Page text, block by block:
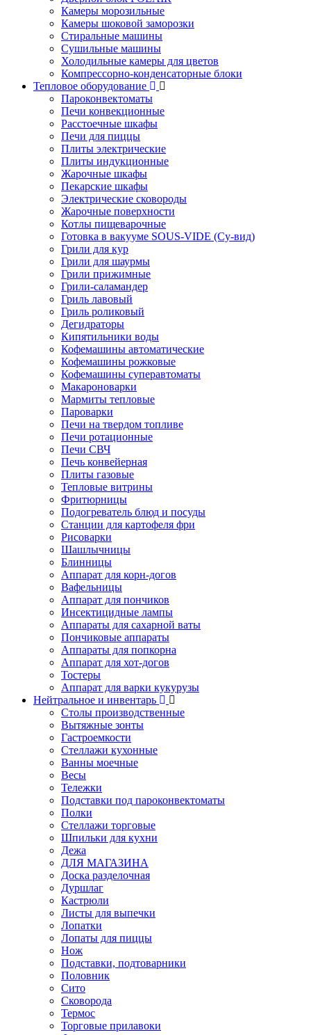
Камеры морозильные
Камеры шоковой заморозки
Стиральные машины
Сушильные машины
Холодильные камеры для цветов
Компрессорно-конденсаторные блоки
Тепловое оборудование
Пароконвектоматы
Печи конвекционные
Расстоечные шкафы
Печи для пиццы
Плиты электрические
Плиты индукционные
Жарочные шкафы
Пекарские шкафы
Электрические сковороды
Жарочные поверхности
Котлы пищеварочные
Готовка в вакууме SOUS-VIDE (Су-вид)
Грили для кур
Грили для шаурмы
Грили прижимные
Грили-саламандер
Гриль лавовый
Гриль роликовый
Дегидраторы
Кипятильники воды
Кофемашины автоматические
Кофемашины рожковые
Кофемашины суперавтоматы
Макароноварки
Мармиты тепловые
Пароварки
Печи на твердом топливе
Печи ротационные
Печи СВЧ
Печь конвейерная
Плиты газовые
Тепловые витрины
Фритюрницы
Подогреватель блюд и посуды
Станции для картофеля фри
Рисоварки
Шашлычницы
Блинницы
Аппарат для корн-догов
Вафельницы
Аппарат для пончиков
Инсектицидные лампы
Аппараты для сахарной ваты
Пончиковые аппараты
Аппараты для попкорна
Аппарат для хот-догов
Тостеры
Аппарат для варки кукурузы
Нейтральное и инвентарь
Столы производственные
Вытяжные зонты
Гастроемкости
Стеллажи кухонные
Ванны моечные
Весы
Тележки
Подставки под пароконвектоматы
Полки
Стеллажи торговые
Шпильки для кухни
Дежа
ДЛЯ МАГАЗИНА
Доска разделочная
Дуршлаг
Кастрюли
Листы для выпечки
Лопатки
Лопаты для пиццы
Нож
Подставки, подтоварники
Половник
Сито
Сковорода
Термос
Торговые прилавоки